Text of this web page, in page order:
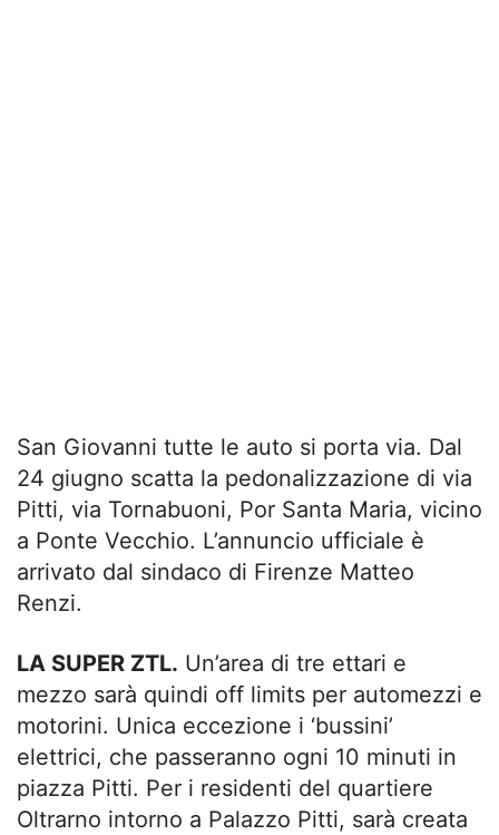
San Giovanni tutte le auto si porta via. Dal
24 giugno scatta la pedonalizzazione di via
Pitti, via Tornabuoni, Por Santa Maria, vicino
a Ponte Vecchio. L’annuncio ufficiale è
arrivato dal sindaco di Firenze Matteo
Renzi.
LA SUPER ZTL. Un’area di tre ettari e
mezzo sarà quindi off limits per automezzi e
motorini. Unica eccezione i ‘bussini’
elettrici, che passeranno ogni 10 minuti in
piazza Pitti. Per i residenti del quartiere
Oltrarno intorno a Palazzo Pitti, sarà creata